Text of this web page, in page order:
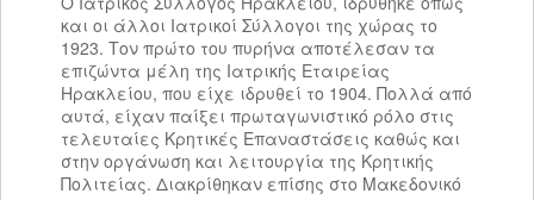
και οι άλλοι Ιατρικοί Σύλλογοι της χώρας το
1923. Τον πρώτο του πυρήνα αποτέλεσαν τα
επιζώντα μέλη της Ιατρικής Εταιρείας
Ηρακλείου, που είχε ιδρυθεί το 1904. Πολλά από
αυτά, είχαν παίξει πρωταγωνιστικό ρόλο στις
τελευταίες Κρητικές Επαναστάσεις καθώς και
στην οργάνωση και λειτουργία της Κρητικής
Πολιτείας. Διακρίθηκαν επίσης στο Μακεδονικό